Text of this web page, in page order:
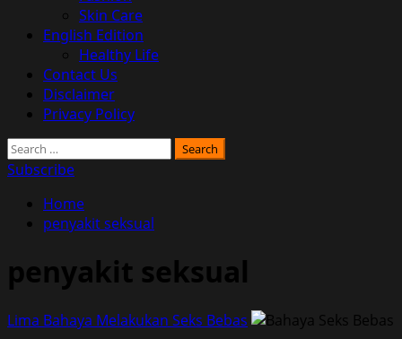
Skin Care
English Edition
Healthy Life
Contact Us
Disclaimer
Privacy Policy
Search
for:
Subscribe
Home
penyakit seksual
penyakit seksual
Lima Bahaya Melakukan Seks Bebas